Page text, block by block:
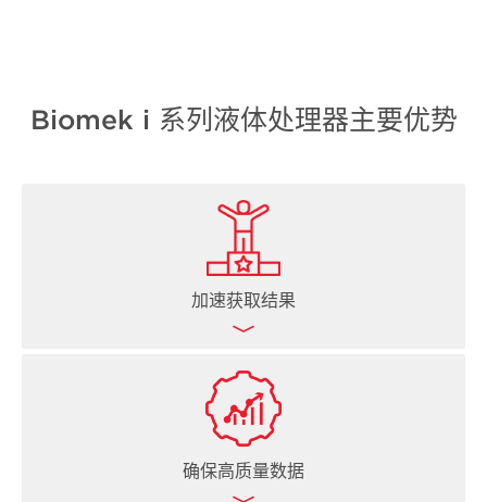
Biomek i 系列液体处理器主要优势
加速获取结果
常规和复杂工作流程自动化
确保高质量数据